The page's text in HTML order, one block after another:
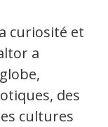
curiosité et
a
des
cultures